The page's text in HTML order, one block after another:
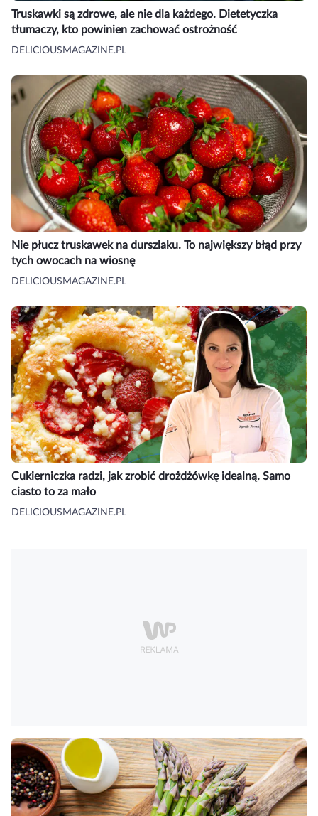
Truskawki są zdrowe, ale nie dla każdego. Dietetyczka
tłumaczy, kto powinien zachować ostrożność
DELICIOUSMAGAZINE.PL
Nie płucz truskawek na durszlaku. To największy błąd przy
tych owocach na wiosnę
DELICIOUSMAGAZINE.PL
Cukierniczka radzi, jak zrobić drożdżówkę idealną. Samo
ciasto to za mało
DELICIOUSMAGAZINE.PL